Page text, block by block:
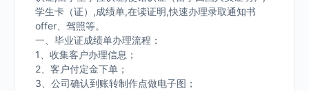
学生卡（证）,成绩单,在读证明,快速办理录取通知书
offer、驾照等。
一、毕业证成绩单办理流程：
1、收集客户办理信息；
2、客户付定金下单；
3、公司确认到账转制作点做电子图；